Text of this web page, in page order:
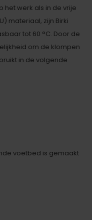
het werk als in de vrije
materiaal, zijn Birki
tot 60 °C. Door de
om de klompen
in de volgende
voetbed is gemaakt